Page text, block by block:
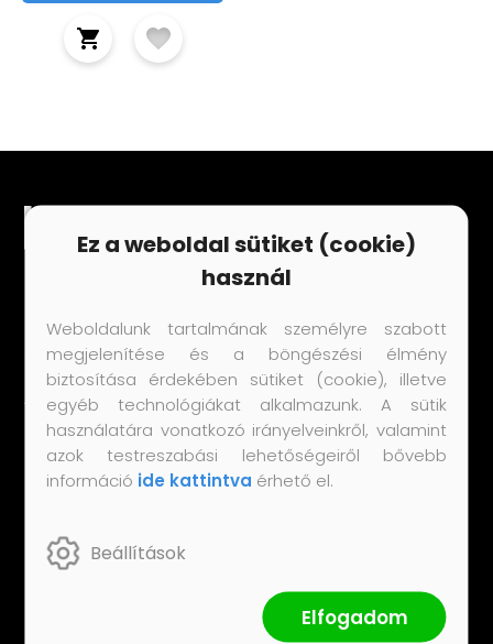
Általános Szerződési Feltételek
Adatkezelési tájékoztató
Elállási nyilatkozat
Süti beállítások
Hasznos linkek
Ez a weboldal sütiket (cookie)
használ
Weboldalunk tartalmának személyre szabott
megjelenítése és a böngészési élmény
biztosítása érdekében sütiket (cookie), illetve
egyéb technológiákat alkalmazunk. A sütik
használatára vonatkozó irányelveinkről, valamint
azok testreszabási lehetőségeiről bővebb
információ ide kattintva érhető el.
Beállítások
Elfogadom